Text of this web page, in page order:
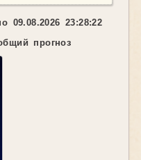
09.08.2026 23:28:22
прогноз